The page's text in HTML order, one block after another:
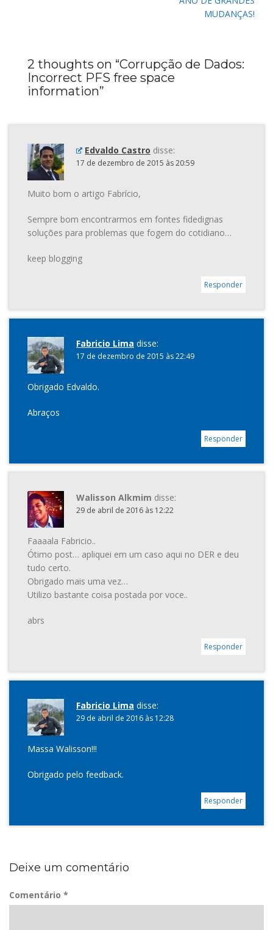
MUDANÇAS!
2 thoughts on “Corrupção de Dados:
Incorrect PFS free space
information”
Edvaldo Castro disse:
17 de dezembro de 2015 às 20:59
Muito bom o artigo Fabrício,
Sempre bom encontrarmos em fontes fidedignas
soluções para problemas que fogem do cotidiano…
keep blogging
Responder
Fabricio Lima disse:
17 de dezembro de 2015 às 22:49
Obrigado Edvaldo.
Abraços
Responder
Walisson Alkmim disse:
29 de abril de 2016 às 12:22
Faaaala Fabricio..
Ótimo post… apliquei em um caso aqui no DER e deu
tudo certo.
Obrigado mais uma vez…
Utilizo bastante coisa postada por voce..
abrs
Responder
Fabricio Lima disse:
29 de abril de 2016 às 12:28
Massa Walisson!!!
Obrigado pelo feedback.
Responder
Deixe um comentário
Comentário *